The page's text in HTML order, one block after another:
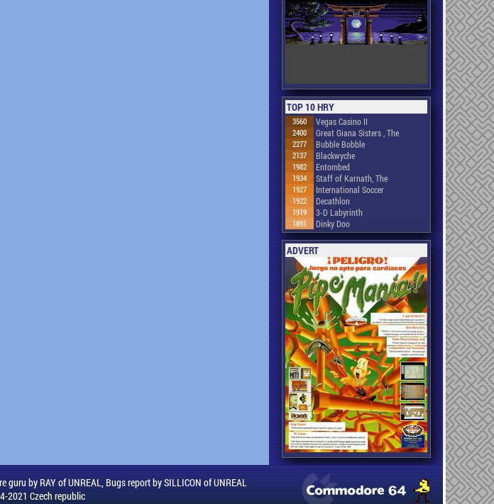
TOP 10 HRY
3560 Vegas Casino II
2400 Great Giana Sisters , The
2277 Bubble Bobble
2137 Blackwyche
1982 Entombed
1934 Staff of Karnath, The
1927 International Soccer
1922 Decathlon
1919 3-D Labyrinth
1891 Dinky Doo
ADVERT
by RAY of UNREAL, Bugs report by SILLICON of UNREAL
2021 Czech republic